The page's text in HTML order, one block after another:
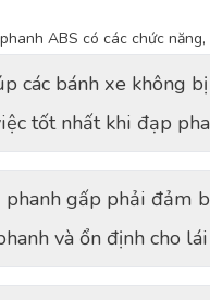
ABS có các chức năng,
các bánh xe không
tốt nhất khi đạp
phanh gấp phải đảm
và ổn định cho